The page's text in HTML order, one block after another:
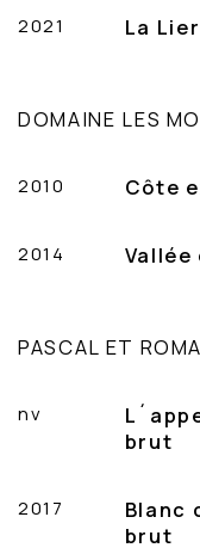
2021 La
DOMAINE LES
2010 Côte
2014
PASCAL ET
nv
brut
2017
Blanc
brut